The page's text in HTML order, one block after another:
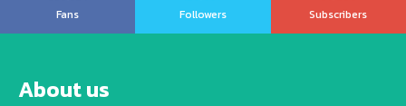
Fans
Followers
Subscribers
About us